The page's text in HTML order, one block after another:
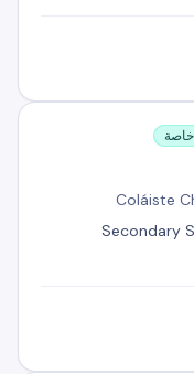
Coláiste
Secondary